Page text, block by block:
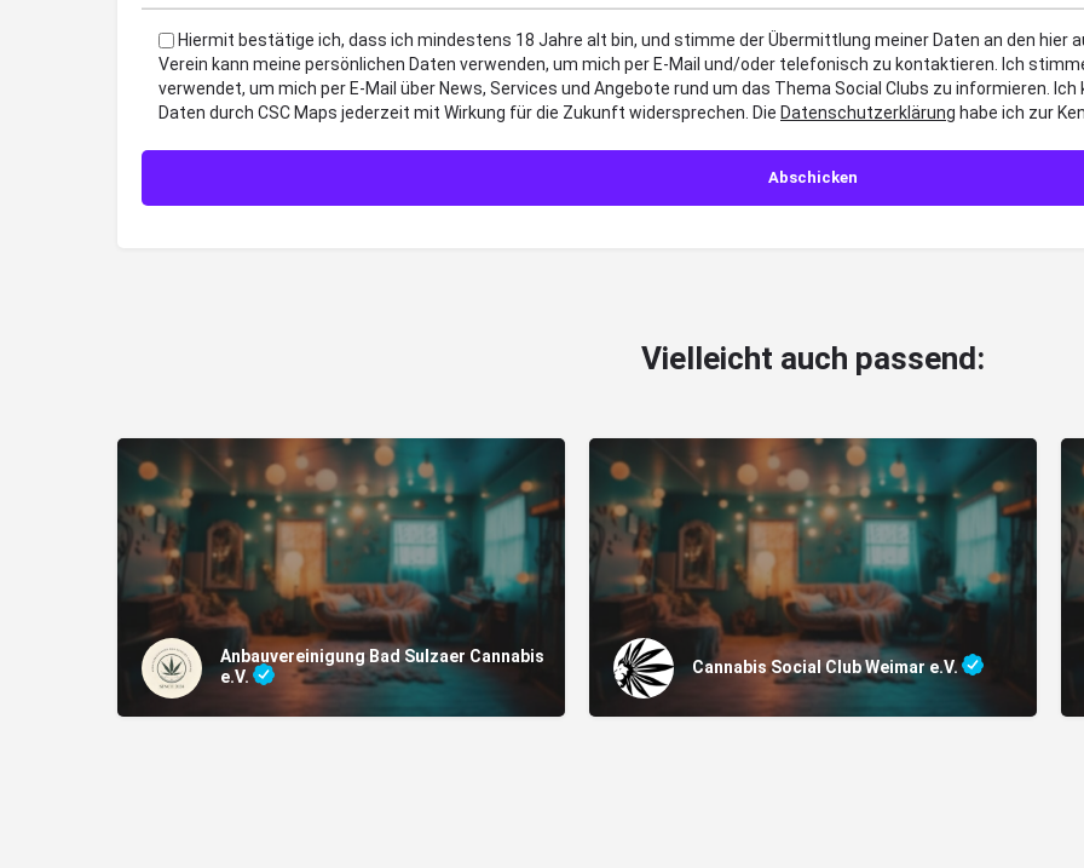
Hiermit bestätige ich, dass ich mindestens 18 Jahre alt bin, und stimme der Übermittlung meiner Daten an den hier
Verein kann meine persönlichen Daten verwenden, um mich per E-Mail und/oder telefonisch zu kontaktieren. Ich
verwendet, um mich per E-Mail über News, Services und Angebote rund um das Thema Social Clubs zu informieren.
Daten durch CSC Maps jederzeit mit Wirkung für die Zukunft widersprechen. Die Datenschutzerklärung habe ich zur
Vielleicht auch passend:
Anbauvereinigung Bad Sulzaer Cannabis
e.V.
Cannabis Social Club Weimar e.V.